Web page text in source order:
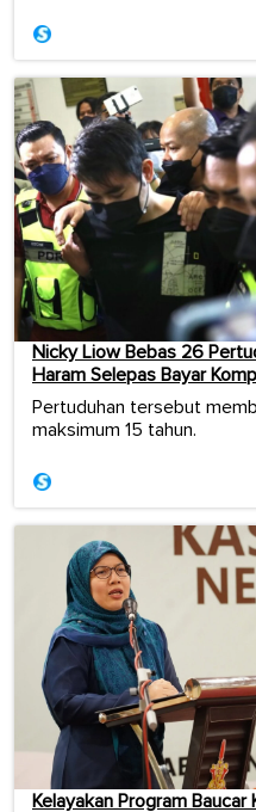
Nicky Liow Bebas 26
Haram Selepas Bayar
Pertuduhan tersebut
maksimum 15 tahun.
Kelayakan Program Baucar